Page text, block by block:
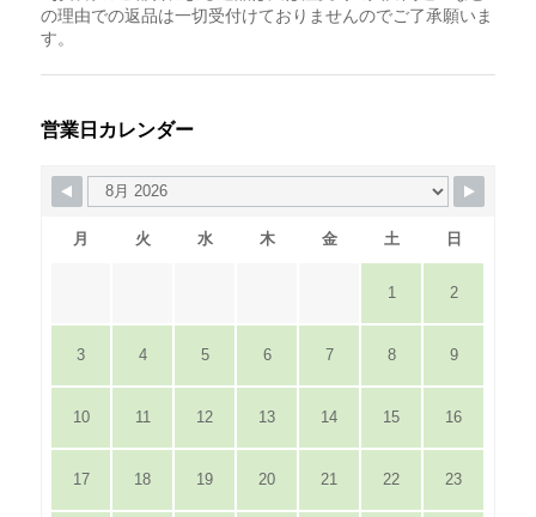
の理由での返品は一切受付けておりませんのでご了承願いま
す。
営業日カレンダー
月 火 水 木 金 土 日
1 2
3 4 5 6 7 8 9
10 11 12 13 14 15 16
17 18 19 20 21 22 23